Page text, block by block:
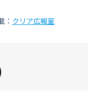
： クリア広報室